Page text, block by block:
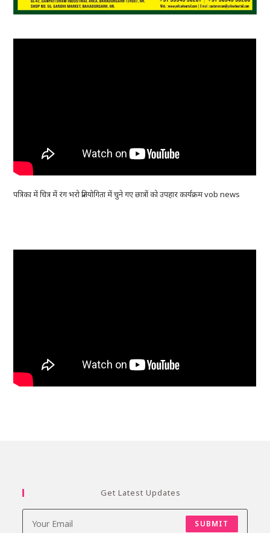
पत्रिका में चित्र में रंग भरो प्रतियोगिता में चुने गए छात्रों को उपहार कार्यक्रम vob news
Get Latest Updates
SUBMIT